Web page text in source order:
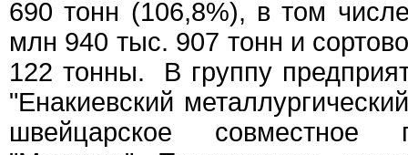
690 тонн (106,8%), в том
млн 940 тыс. 907 тонн и
122 тонны. В группу
"Енакиевский
швейцарское совместное